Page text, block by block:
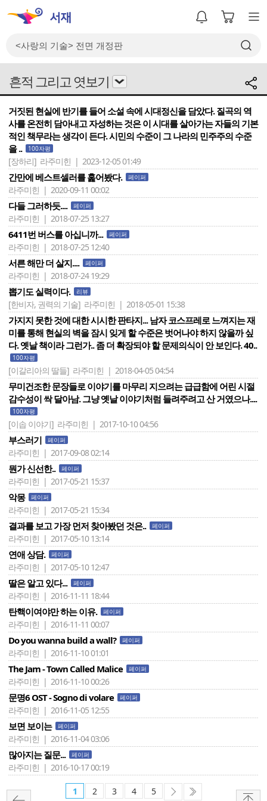
흔적 그리고 엿보기
거짓된 현실에 반기를 들어 소설 속에 시대정신을 담았다. 질곡의 역
사를 온전히 담아내고 자성하는 것은 이 시대를 살아가는 자들의 기본
적인 책무라는 생각이 든다. 시민의 수준이 그 나라의 민주주의 수준
을 ..
100자평
[장하리] 라주미힌 | 2023-12-05 01:49
간만에 베스트셀러를 훑어봤다. 페이퍼
라주미힌 | 2020-09-11 00:02
다들 그러하듯.... 페이퍼
라주미힌 | 2018-07-25 13:27
6411번 버스를 아십니까... 페이퍼
라주미힌 | 2018-07-25 12:40
서른 해만 더 살지.... 페이퍼
라주미힌 | 2018-07-24 19:29
뽑기도 실력이다. 리뷰
[한비자, 권력의 기술] 라주미힌 | 2018-05-01 15:38
가지지 못한 것에 대한 시시한 판타지... 남자 코스프레로 느껴지는 재
미를 통해 현실의 벽을 잠시 잊게 할 수준은 벗어나야 하지 않을까 싶
다. 옛날 책이라 그런가.. 좀 더 확장되야 할 문제의식이 안 보인다. 40..
100자평
[이갈리아의 딸들] 라주미힌 | 2018-04-05 04:54
무미건조한 문장들로 이야기를 마무리 지으려는 급급함에 어린 시절
감수성이 싹 달아남. 그냥 옛날 이야기처럼 들려주려고 산 거였으나....
100자평
[이솝 이야기] 라주미힌 | 2017-10-10 04:56
부스러기 페이퍼
라주미힌 | 2017-09-08 02:14
뭔가 신선한.. 페이퍼
라주미힌 | 2017-05-21 15:37
악몽 페이퍼
라주미힌 | 2017-05-21 15:34
결과를 보고 가장 먼저 찾아봤던 것은.. 페이퍼
라주미힌 | 2017-05-10 13:14
연애 상담. 페이퍼
라주미힌 | 2017-05-10 12:47
딸은 알고 있다... 페이퍼
라주미힌 | 2016-11-11 18:44
탄핵이여야만 하는 이유. 페이퍼
라주미힌 | 2016-11-11 00:07
Do you wanna build a wall? 페이퍼
라주미힌 | 2016-11-10 01:01
The Jam - Town Called Malice 페이퍼
라주미힌 | 2016-11-10 00:26
문명6 OST - Sogno di volare 페이퍼
라주미힌 | 2016-11-05 12:55
보면 보이는 페이퍼
라주미힌 | 2016-11-04 03:06
많아지는 질문... 페이퍼
라주미힌 | 2016-10-17 00:19
1 2 3 4 5